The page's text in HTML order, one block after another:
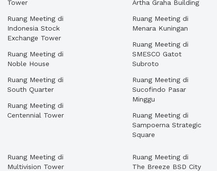
Tower
Ruang Meeting di
Indonesia Stock
Exchange Tower
Ruang Meeting di
Noble House
Ruang Meeting di
South Quarter
Ruang Meeting di
Centennial Tower
Artha Graha Building
Ruang Meeting di
Menara Kuningan
Ruang Meeting di
SMESCO Gatot
Subroto
Ruang Meeting di
Sucofindo Pasar
Minggu
Ruang Meeting di
Sampoerna Strategic
Square
Ruang Meeting di
Multivision Tower
Ruang Meeting di
The Breeze BSD City